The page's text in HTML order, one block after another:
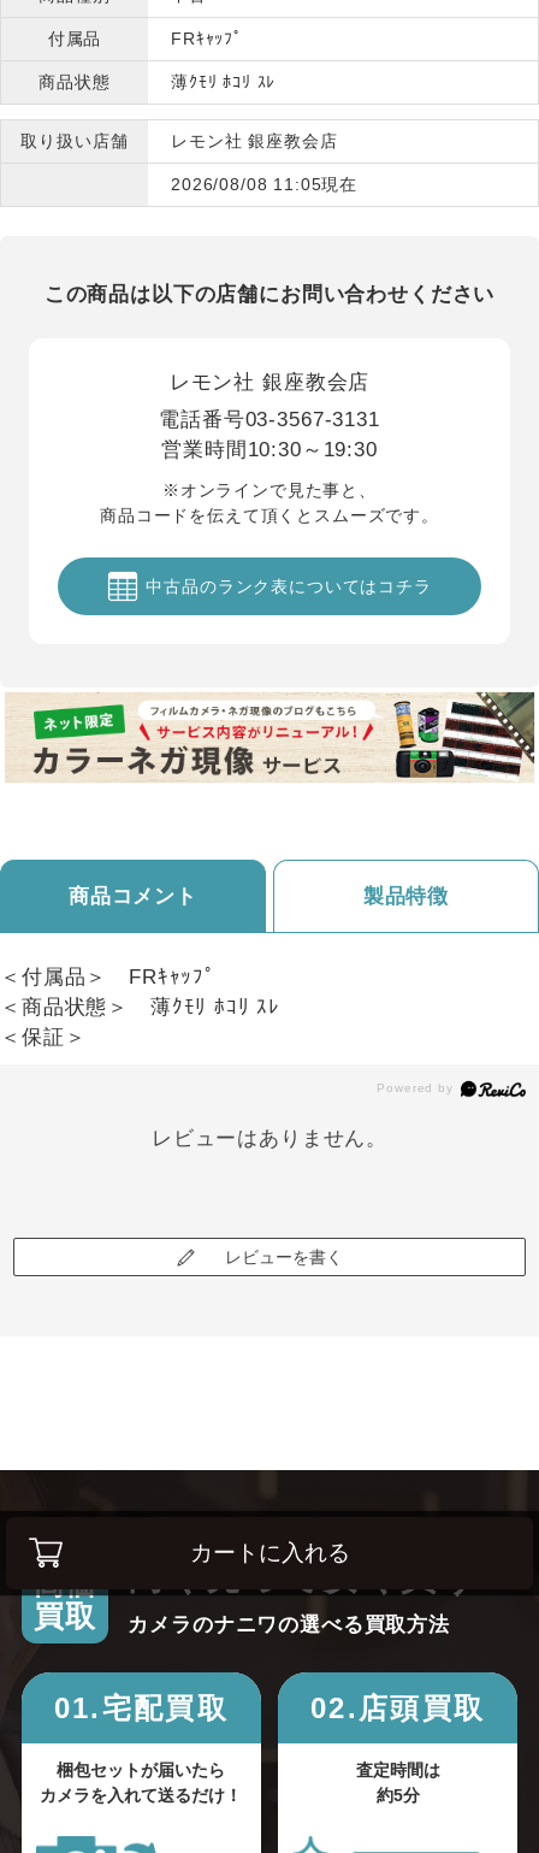
カートに入れる
付属品 FRｷｬｯﾌﾟ
商品状態 薄ｸﾓﾘ ﾎｺﾘ ｽﾚ
取り扱い店舗 レモン社 銀座教会店
2026/08/08 11:05現在
この商品は以下の店舗にお問い合わせください
レモン社 銀座教会店
電話番号03-3567-3131
営業時間 10:30～19:30
※オンラインで見た事と、
商品コードを伝えて頂くとスムーズです。
中古品のランク表についてはコチラ
商品コメント 製品特徴
＜付属品＞ FRｷｬｯﾌﾟ
＜商品状態＞ 薄ｸﾓﾘ ﾎｺﾘ ｽﾚ
＜保証＞
レビューはありません。
レビューを書く
高価
買取
高く売って安く買う！
カメラのナニワの選べる買取方法
01.宅配買取
梱包セットが届いたら
カメラを入れて送るだけ！
02.店頭買取
査定時間は
約5分